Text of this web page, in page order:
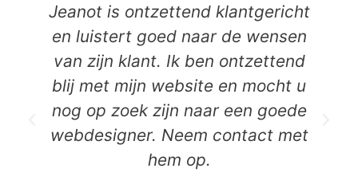
Jeanot is ontzettend klantgericht
en luistert goed naar de wensen
van zijn klant. Ik ben ontzettend
blij met mijn website en mocht u
nog op zoek zijn naar een goede
webdesigner. Neem contact met
hem op.